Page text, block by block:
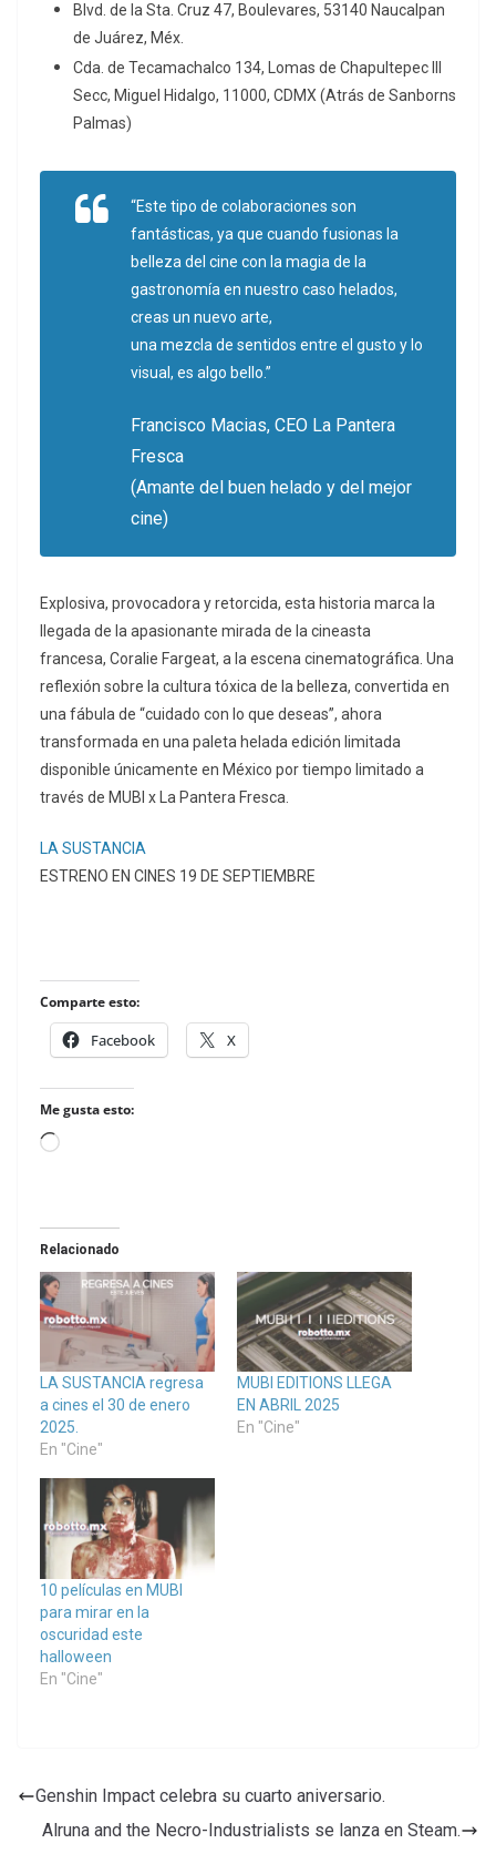
Blvd. de la Sta. Cruz 47, Boulevares, 53140 Naucalpan
de Juárez, Méx.
Cda. de Tecamachalco 134, Lomas de Chapultepec III
Secc, Miguel Hidalgo, 11000, CDMX (Atrás de Sanborns
Palmas)
“Este tipo de colaboraciones son
fantásticas, ya que cuando fusionas la
belleza del cine con la magia de la
gastronomía en nuestro caso helados,
creas un nuevo arte,
una mezcla de sentidos entre el gusto y lo
visual, es algo bello.”
Francisco Macias, CEO La Pantera
Fresca
(Amante del buen helado y del mejor
cine)
Explosiva, provocadora y retorcida, esta historia marca la
llegada de la apasionante mirada de la cineasta
francesa, Coralie Fargeat, a la escena cinematográfica. Una
reflexión sobre la cultura tóxica de la belleza, convertida en
una fábula de “cuidado con lo que deseas”, ahora
transformada en una paleta helada edición limitada
disponible únicamente en México por tiempo limitado a
través de MUBI x La Pantera Fresca.
LA SUSTANCIA
ESTRENO EN CINES 19 DE SEPTIEMBRE
Comparte esto:
Facebook X
Me gusta esto:
Loading…
Relacionado
LA SUSTANCIA regresa
a cines el 30 de enero
2025.
En "Cine"
MUBI EDITIONS LLEGA
EN ABRIL 2025
En "Cine"
10 películas en MUBI
para mirar en la
oscuridad este
halloween
En "Cine"
Genshin Impact celebra su cuarto aniversario.
Alruna and the Necro-Industrialists se lanza en Steam.